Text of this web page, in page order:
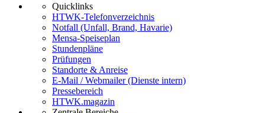
Quicklinks
HTWK-Telefonverzeichnis
Notfall (Unfall, Brand, Havarie)
Mensa-Speiseplan
Stundenpläne
Prüfungen
Standorte & Anreise
E-Mail / Webmailer (Dienste intern)
Pressebereich
HTWK.magazin